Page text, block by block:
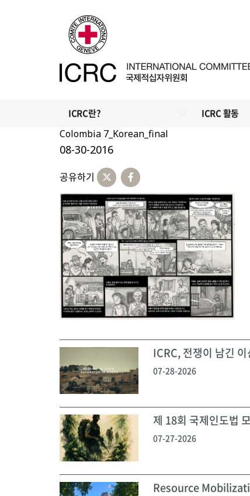
ICRC란? ICRC 활동
Colombia 7_Korean_final
08-30-2016
공유하기
ICRC, 전쟁이 남긴
07-28-2026
제 18회 국제인도법
07-27-2026
Resource